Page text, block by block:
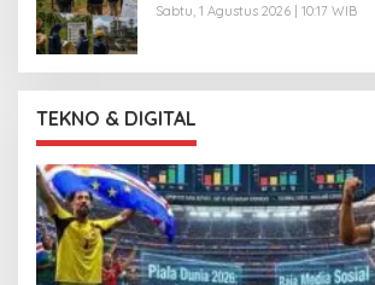
Sabtu, 1 Agustus 2026 | 10:17 WIB
TEKNO & DIGITAL